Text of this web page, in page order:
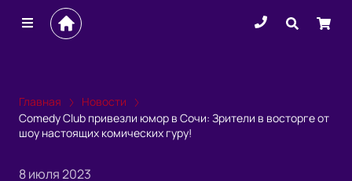
Главная
Новости
Comedy Club привезли юмор в Сочи: Зрители в восторге от
шоу настоящих комических гуру!
8 июля 2023